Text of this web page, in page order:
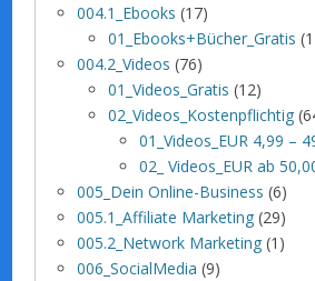
004.1_Ebooks (17)
01_Ebooks+Bücher_Gratis
004.2_Videos (76)
01_Videos_Gratis (12)
02_Videos_Kostenpflichtig
01_Videos_EUR 4,99 –
02_ Videos_EUR ab
005_Dein Online-Business (6)
005.1_Affiliate Marketing (29)
005.2_Network Marketing (1)
006_SocialMedia (9)